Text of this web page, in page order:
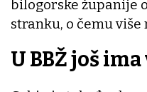
bilogorske županije
stranku, o čemu
U BBŽ još